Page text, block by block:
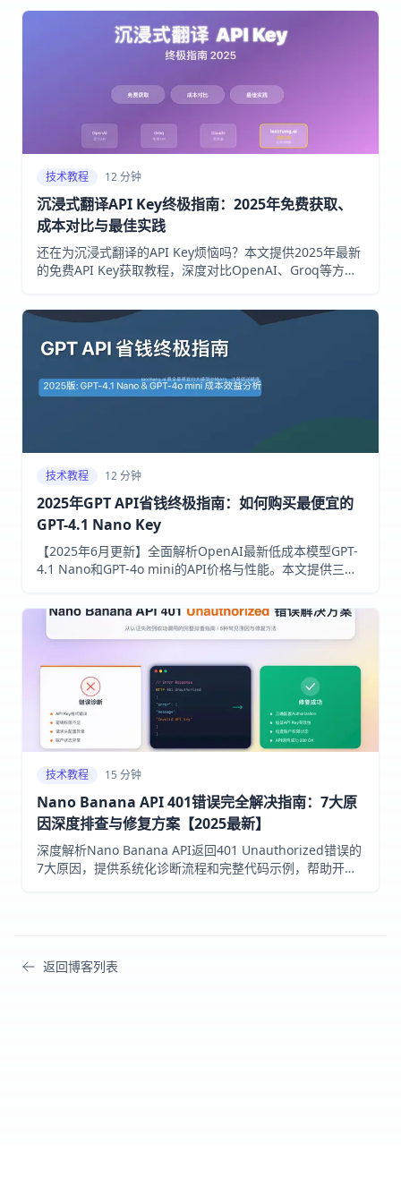
技术教程 12 分钟
沉浸式翻译API Key终极指南：2025年免费获取、
成本对比与最佳实践
还在为沉浸式翻译的API Key烦恼吗？本文提供2025年最新
的免费API Key获取教程，深度对比OpenAI、Groq等方
技术教程 12 分钟
2025年GPT API省钱终极指南：如何购买最便宜的
GPT-4.1 Nano Key
【2025年6月更新】全面解析OpenAI最新低成本模型GPT-
4.1 Nano和GPT-4o mini的API价格与性能。本文提供三种
技术教程 15 分钟
Nano Banana API 401错误完全解决指南：7大原
因深度排查与修复方案【2025最新】
深度解析Nano Banana API返回401 Unauthorized错误的
7大原因，提供系统化诊断流程和完整代码示例，帮助开发
返回博客列表